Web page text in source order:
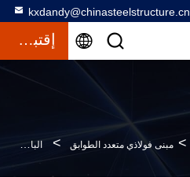
kxdandy@chinasteelstructure.cn
إقتباس
> مبنى فولاذي متعدد الطوابق > الباب المنزلق الباب المتدحرج الهيكل الصلب المجهز مخزن متعدد الطوابق